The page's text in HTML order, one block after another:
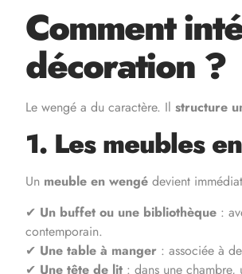
Comment
décoration ?
Le wengé a du caractère. Il structure
1. Les meubles
Un meuble en wengé devient
✔ Un buffet ou une bibliothèque :
contemporain.
✔ Une table à manger : associée à
✔ Une tête de lit : dans une